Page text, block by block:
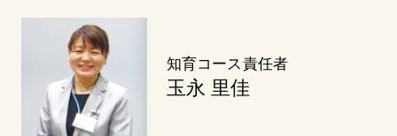
知育コース責任者
玉永 里佳